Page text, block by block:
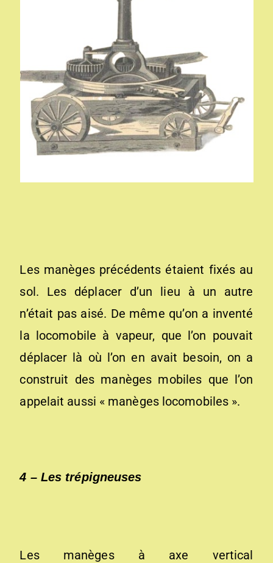
Les manèges précédents étaient fixés au
sol. Les déplacer d’un lieu à un autre
n’était pas aisé. De même qu’on a inventé
la locomobile à vapeur, que l’on pouvait
déplacer là où l’on en avait besoin, on a
construit des manèges mobiles que l’on
appelait aussi « manèges locomobiles ».
4 – Les trépigneuses
Les manèges à axe vertical